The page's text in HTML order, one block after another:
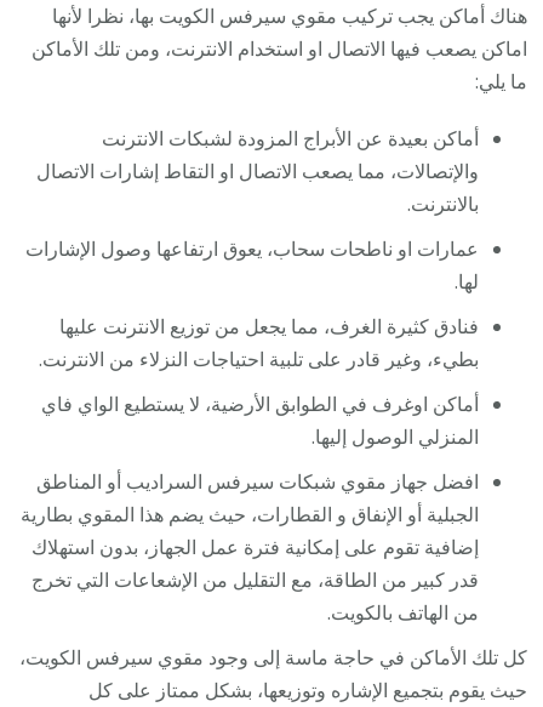
هناك أماكن يجب تركيب مقوي سيرفس الكويت بها، نظرا لأنها
اماكن يصعب فيها الاتصال او استخدام الانترنت، ومن تلك الأماكن
ما يلي:
أماكن بعيدة عن الأبراج المزودة لشبكات الانترنت
والإتصالات، مما يصعب الاتصال او التقاط إشارات الاتصال
بالانترنت.
عمارات او ناطحات سحاب، يعوق ارتفاعها وصول الإشارات
لها.
فنادق كثيرة الغرف، مما يجعل من توزيع الانترنت عليها
بطيء، وغير قادر على تلبية احتياجات النزلاء من الانترنت.
أماكن اوغرف في الطوابق الأرضية، لا يستطيع الواي فاي
المنزلي الوصول إليها.
افضل جهاز مقوي شبكات سيرفس السراديب أو المناطق
الجبلية أو الإنفاق و القطارات، حيث يضم هذا المقوي بطارية
إضافية تقوم على إمكانية فترة عمل الجهاز، بدون استهلاك
قدر كبير من الطاقة، مع التقليل من الإشعاعات التي تخرج
من الهاتف بالكويت.
كل تلك الأماكن في حاجة ماسة إلى وجود مقوي سيرفس الكويت،
حيث يقوم بتجميع الإشاره وتوزيعها، بشكل ممتاز على كل